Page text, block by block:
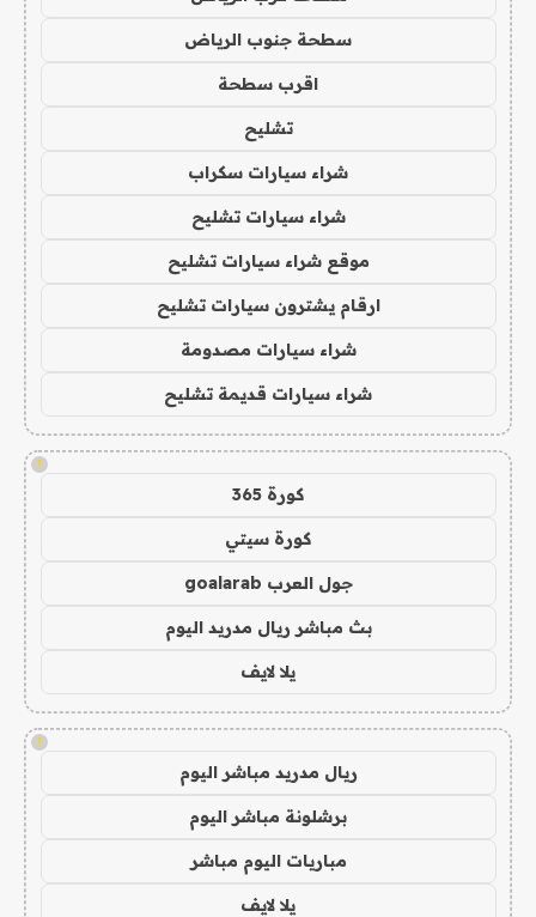
سطحة جنوب الرياض
اقرب سطحة
تشليح
شراء سيارات سكراب
شراء سيارات تشليح
موقع شراء سيارات تشليح
ارقام يشترون سيارات تشليح
شراء سيارات مصدومة
شراء سيارات قديمة تشليح
!
كورة 365
كورة سيتي
جول العرب goalarab
بث مباشر ريال مدريد اليوم
يلا لايف
!
ريال مدريد مباشر اليوم
برشلونة مباشر اليوم
مباريات اليوم مباشر
يلا لايف